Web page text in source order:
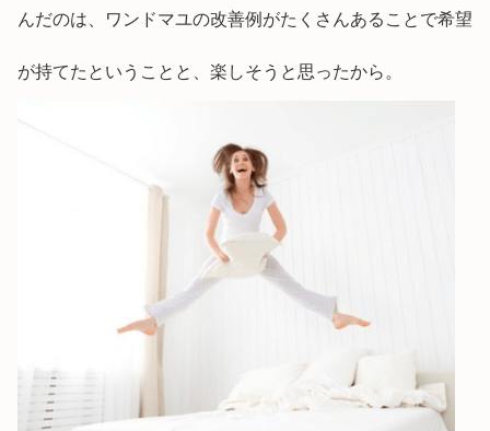
んだのは、ワンドマユの改善例がたくさんあることで希望
が持てたということと、楽しそうと思ったから。